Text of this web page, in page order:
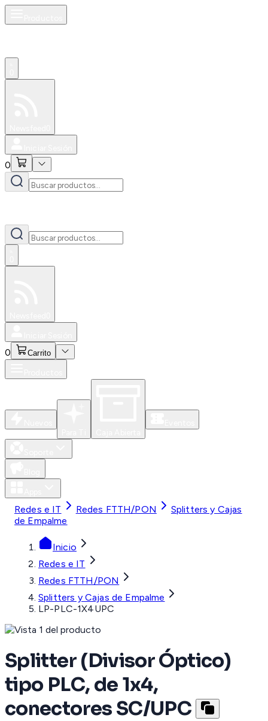
0
0 Carrito
Redes e IT Redes FTTH/PON
Splitters y Cajas
de Empalme
Inicio
Redes e IT
Redes FTTH/PON
Splitters y Cajas de Empalme
LP-PLC-1X4UPC
Splitter (Divisor Óptico)
tipo PLC, de 1x4,
conectores SC/UPC